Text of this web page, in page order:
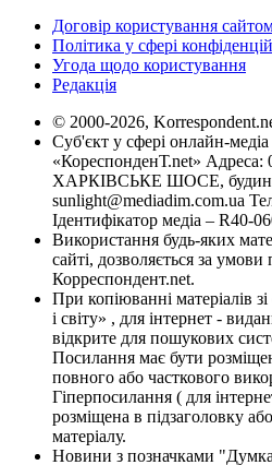
Договір користування
Політика у сфері
Угода щодо користування
Редакція
© 2000-2026,
Суб'єкт у сфері онлайн-
«КореспонденТ.net» Адреса:
ХАРКІВСЬКЕ ШОСЕ,
sunlight@mediadim.com.ua
Ідентифікатор медіа – R40-
Використання будь-яких
сайті, дозволяється за
Корреспондент.net.
При копіюванні матеріалів
і світу» , для інтернет -
відкрите для пошукових
Посилання має бути
повного або часткового
Гіперпосилання ( для
розміщена в підзаголовку
матеріалу.
Новини з позначками